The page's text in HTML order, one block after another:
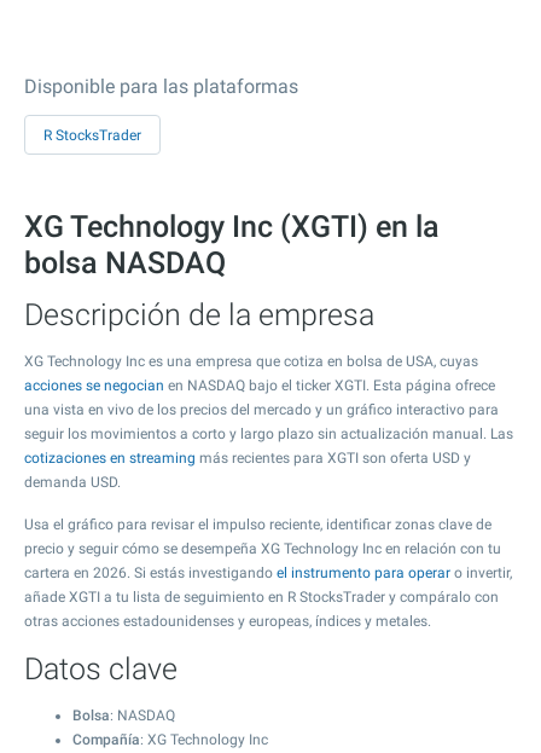
Disponible para las plataformas
R StocksTrader
XG Technology Inc (XGTI) en la
bolsa NASDAQ
Descripción de la empresa
XG Technology Inc es una empresa que cotiza en bolsa de USA, cuyas
acciones se negocian en NASDAQ bajo el ticker XGTI. Esta página ofrece
una vista en vivo de los precios del mercado y un gráfico interactivo para
seguir los movimientos a corto y largo plazo sin actualización manual. Las
cotizaciones en streaming más recientes para XGTI son oferta USD y
demanda USD.
Usa el gráfico para revisar el impulso reciente, identificar zonas clave de
precio y seguir cómo se desempeña XG Technology Inc en relación con tu
cartera en 2026. Si estás investigando el instrumento para operar o invertir,
añade XGTI a tu lista de seguimiento en R StocksTrader y compáralo con
otras acciones estadounidenses y europeas, índices y metales.
Datos clave
Bolsa: NASDAQ
Compañía: XG Technology Inc